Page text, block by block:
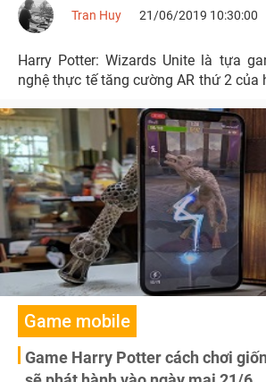
Tran Huy 21/06/2019 10:30:00
Harry Potter: Wizards Unite là tựa
nghệ thực tế tăng cường AR thứ 2 của
Game mobile
Game Harry Potter cách chơi